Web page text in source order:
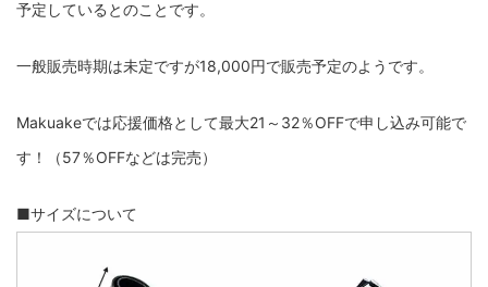
予定しているとのことです。
一般販売時期は未定ですが18,000円で販売予定のようです。
Makuakeでは応援価格として最大21～32％OFFで申し込み可能で
す！（57％OFFなどは完売）
■サイズについて